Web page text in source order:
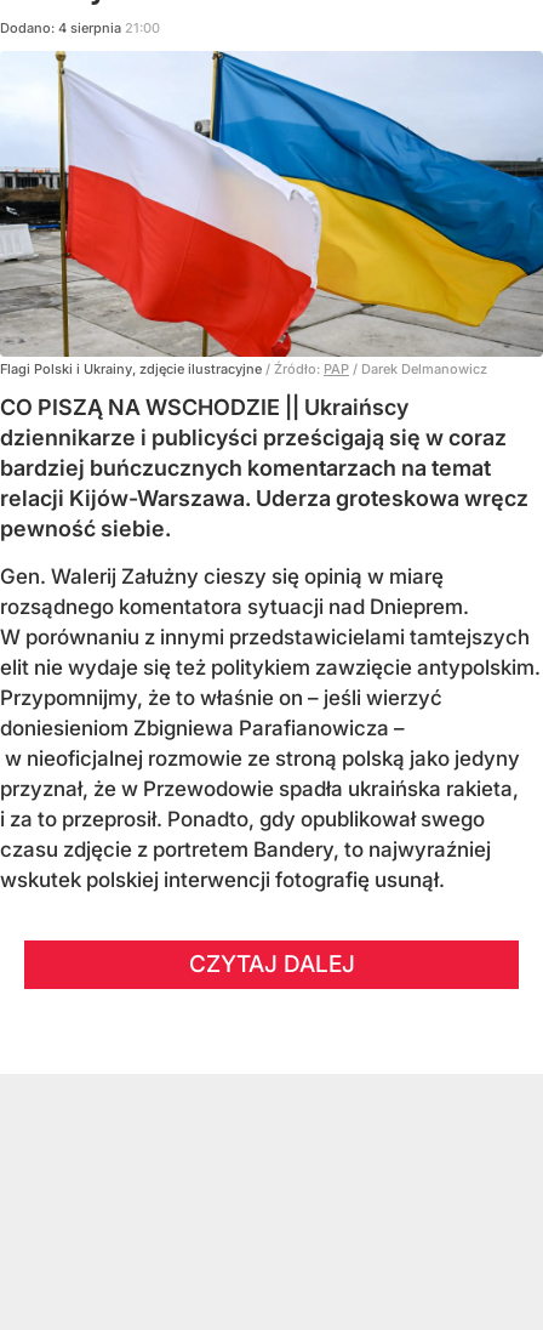
Dodano: 4 sierpnia 21:00
Flagi Polski i Ukrainy, zdjęcie ilustracyjne / Źródło: PAP / Darek Delmanowicz
CO PISZĄ NA WSCHODZIE || Ukraińscy
dziennikarze i publicyści prześcigają się w coraz
bardziej buńczucznych komentarzach na temat
relacji Kijów-Warszawa. Uderza groteskowa wręcz
pewność siebie.
Gen. Walerij Załużny cieszy się opinią w miarę
rozsądnego komentatora sytuacji nad Dnieprem.
W porównaniu z innymi przedstawicielami tamtejszych
elit nie wydaje się też politykiem zawzięcie antypolskim.
Przypomnijmy, że to właśnie on – jeśli wierzyć
doniesieniom Zbigniewa Parafianowicza –
w nieoficjalnej rozmowie ze stroną polską jako jedyny
przyznał, że w Przewodowie spadła ukraińska rakieta,
i za to przeprosił. Ponadto, gdy opublikował swego
czasu zdjęcie z portretem Bandery, to najwyraźniej
wskutek polskiej interwencji fotografię usunął.
CZYTAJ DALEJ